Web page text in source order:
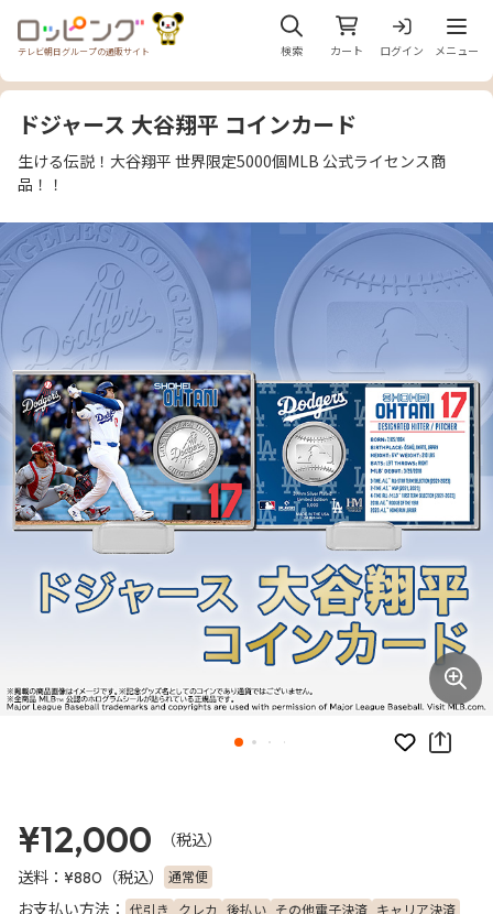
テレビ朝日グループの通販サイト 検索 カート ログイン
メニ
メニュー
お気に入り
ドジャース 大谷翔平 コインカード
生ける伝説！大谷翔平 世界限定5000個MLB 公式ライセンス商
品！！
¥12,000
（税込）
送料： ¥880 （税込） 通常便
お支払い方法： 代引き クレカ 後払い その他電子決済 キャリア決済